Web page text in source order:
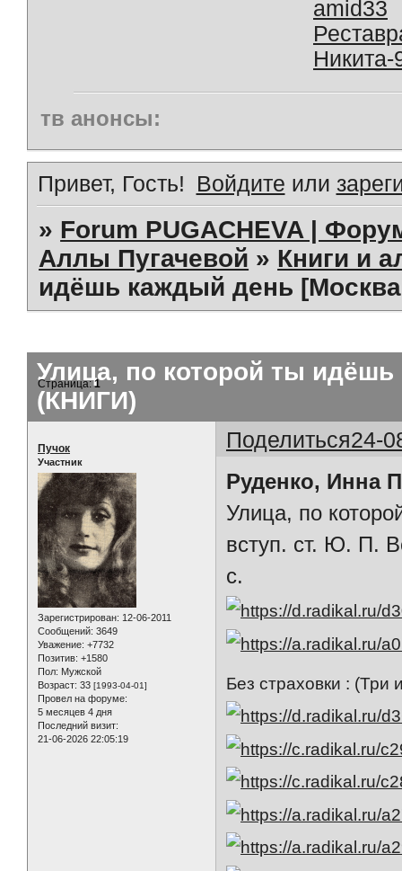
amid33
Никита-
тв анонсы:
Привет, Гость! Войдите или
» Forum PUGACHEVA |
Аллы Пугачевой » Книги и
идёшь каждый день
Улица, по которой ты
(КНИГИ)
Страница:1
Поделиться24-
Пучок
Участник
Зарегистрирован: 12-06-2011
Сообщений: 3649
Уважение: +7732
Позитив: +1580
Пол: Мужской
Возраст: 33 [1993-04-01]
Провел на форуме:
5 месяцев 4 дня
Последний визит:
21-06-2026 22:05:19
Руденко, Инна
Улица, по
вступ. ст. Ю. П.
с.
Без страховки :